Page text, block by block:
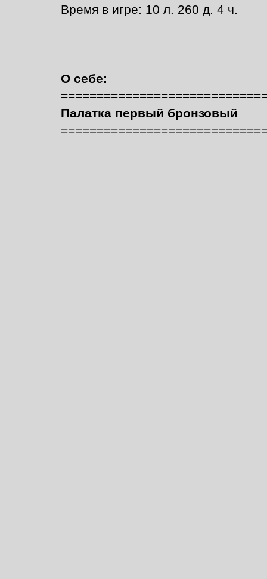
Время в игре: 10 л. 260 д. 4 ч.
О себе:
Палатка первый бронзовый